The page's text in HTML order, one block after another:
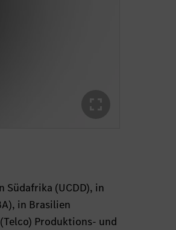
Südafrika (UCDD), in
in Brasilien
Produktions- und